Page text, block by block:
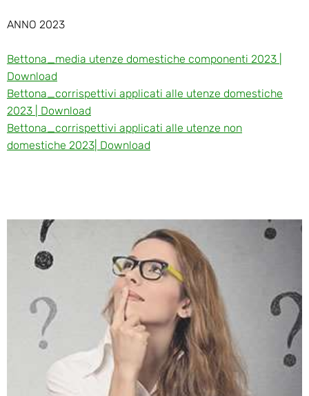
ANNO 2023
Bettona_media utenze domestiche componenti 2023 |
Download
Bettona_corrispettivi applicati alle utenze domestiche
2023 | Download
Bettona_corrispettivi applicati alle utenze non
domestiche 2023| Download